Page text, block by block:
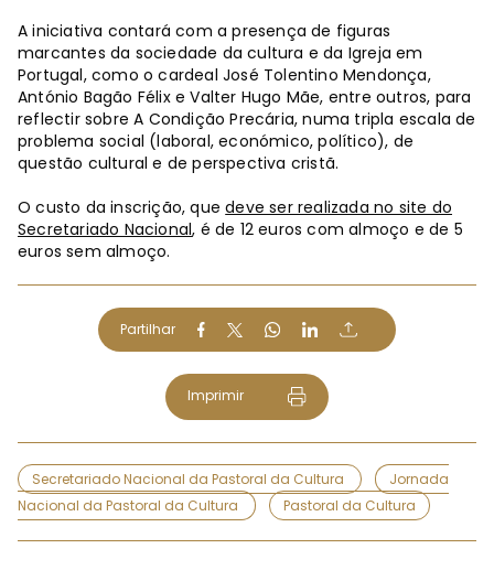
A iniciativa contará com a presença de figuras
marcantes da sociedade da cultura e da Igreja em
Portugal, como o cardeal José Tolentino Mendonça,
António Bagão Félix e Valter Hugo Mãe, entre outros, para
reflectir sobre A Condição Precária, numa tripla escala de
problema social (laboral, económico, político), de
questão cultural e de perspectiva cristã.
O custo da inscrição, quedeve ser realizada no site do
Secretariado Nacional, é de 12 euros com almoço e de 5
euros sem almoço.
Partilhar
Imprimir
Secretariado Nacional da Pastoral da Cultura
Jornada
Nacional da Pastoral da Cultura
Pastoral da Cultura